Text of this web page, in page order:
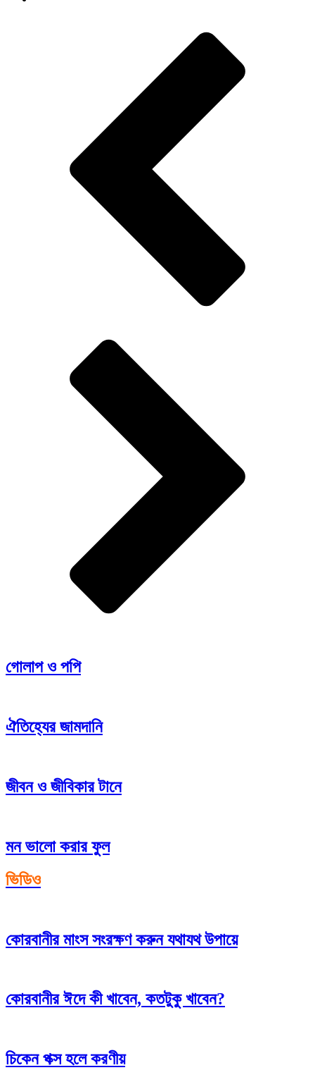
গোলাপ ও পপি
ঐতিহ্যের জামদানি
জীবন ও জীবিকার টানে
মন ভালো করার ফুল
ভিডিও
কোরবানীর মাংস সংরক্ষণ করুন যথাযথ উপায়ে
কোরবানীর ঈদে কী খাবেন, কতটুকু খাবেন?
চিকেন পক্স হলে করণীয়